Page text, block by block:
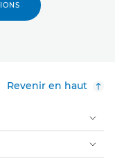
Revenir en haut